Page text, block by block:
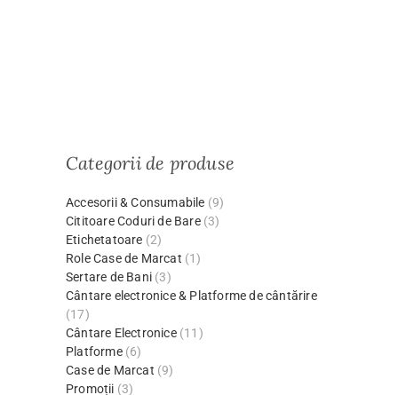
Categorii de produse
Accesorii & Consumabile (9)
Cititoare Coduri de Bare (3)
Etichetatoare (2)
Role Case de Marcat (1)
Sertare de Bani (3)
Cântare electronice & Platforme de cântărire
(17)
Cântare Electronice (11)
Platforme (6)
Case de Marcat (9)
Promoții (3)